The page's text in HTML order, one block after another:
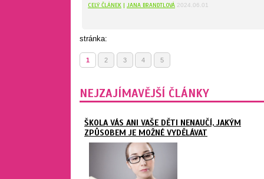
CELÝ ČLÁNEK | JANA BRANDTLOVÁ 2024.06.01
stránka:
1 2 3 4 5
NEJZAJÍMAVĚJŠÍ ČLÁNKY
ŠKOLA VÁS ANI VAŠE DĚTI NENAUČÍ, JAKÝM
ZPŮSOBEM JE MOŽNÉ VYDĚLÁVAT